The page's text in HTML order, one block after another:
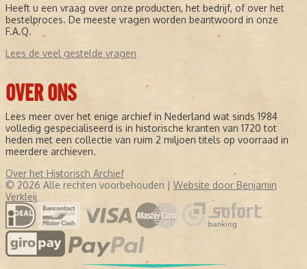
Heeft u een vraag over onze producten, het bedrijf, of over het
bestelproces. De meeste vragen worden beantwoord in onze
F.A.Q.
Lees de veel gestelde vragen
OVER ONS
Lees meer over het enige archief in Nederland wat sinds 1984
volledig gespecialiseerd is in historische kranten van 1720 tot
heden met een collectie van ruim 2 miljoen titels op voorraad in
meerdere archieven.
Over het Historisch Archief
© 2026 Alle rechten voorbehouden | Website door Benjamin
Verkleij